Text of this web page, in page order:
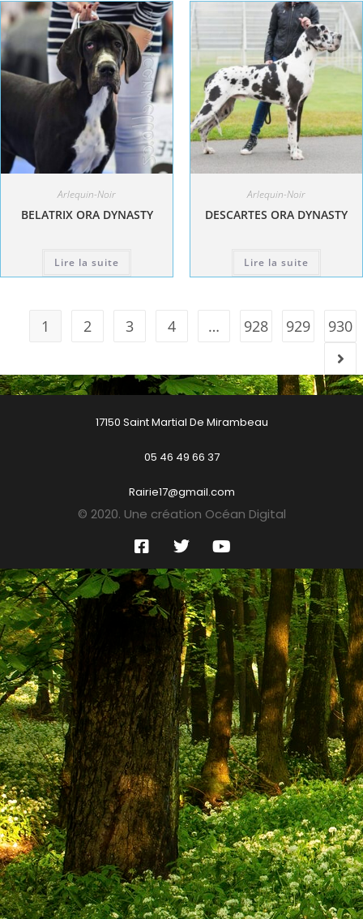
Arlequin-Noir
BELATRIX ORA DYNASTY
Lire la suite
Arlequin-Noir
DESCARTES ORA DYNASTY
Lire la suite
1 2 3 4 … 928 929 930
17150 Saint Martial De Mirambeau
05 46 49 66 37
Rairie17@gmail.com
© 2020. Une création Océan Digital